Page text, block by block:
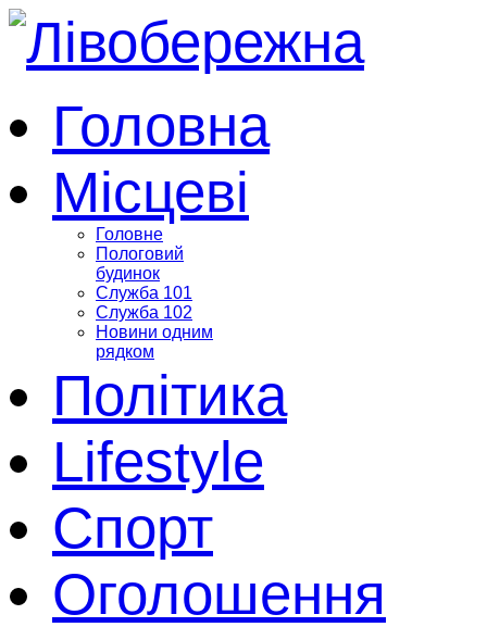
Головна
Місцеві
Головне
Пологовий
будинок
Служба 101
Служба 102
Новини одним
рядком
Політика
Lifestyle
Спорт
Оголошення